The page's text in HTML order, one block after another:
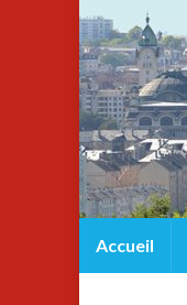
Accueil